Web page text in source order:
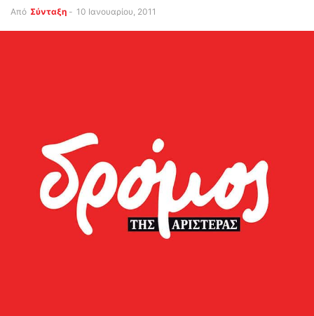
Από Σύνταξη - 10 Ιανουαρίου, 2011